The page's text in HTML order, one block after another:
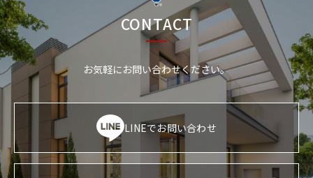
CONTACT
お気軽にお問い合わせください。
LINEでお問い合わせ